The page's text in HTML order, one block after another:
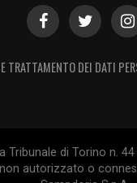
TRATTAMENTO DEI DATI
di Torino n.
autorizzato o